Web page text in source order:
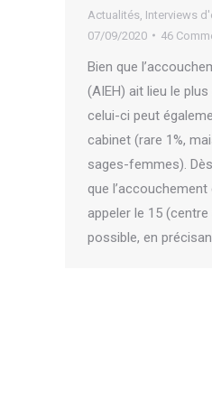
Actualités Interviews
07/09/2020
46
Bien que
(AIEH) ait lieu le
celui-ci peut
cabinet (rare 1%,
sages-femmes).
que
appeler le 15
possible, en